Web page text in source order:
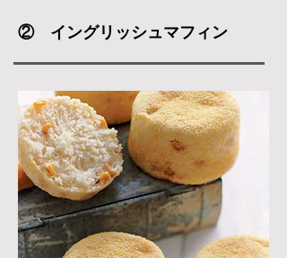
② イングリッシュマフィン